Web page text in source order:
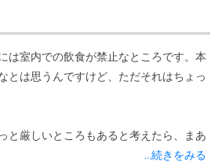
は室内での飲食が禁止なところです。本
とは思うんですけど、ただそれはちょっ
と厳しいところもあると考えたら、まあ
...続きをみる